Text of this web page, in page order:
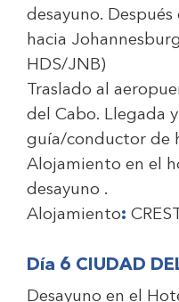
desayuno.
hacia
HDS/JNB)
Traslado al
del Cabo. Llegada
guía/conductor de
Alojamiento en el
desayuno .
Alojamiento:
Día 6 CIUDAD
Desayuno en el